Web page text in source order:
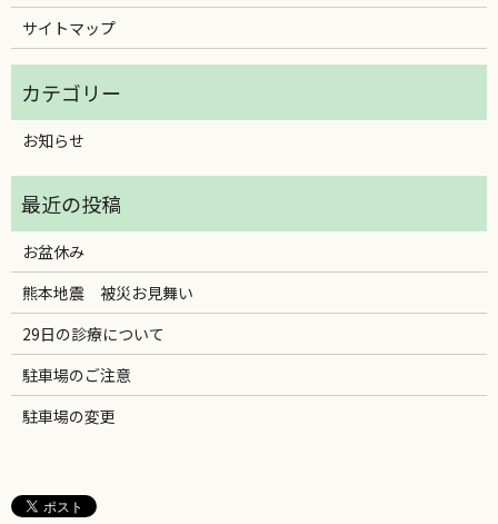
サイトマップ
お知らせ
お盆休み
熊本地震 被災お見舞い
29日の診療について
駐車場のご注意
駐車場の変更